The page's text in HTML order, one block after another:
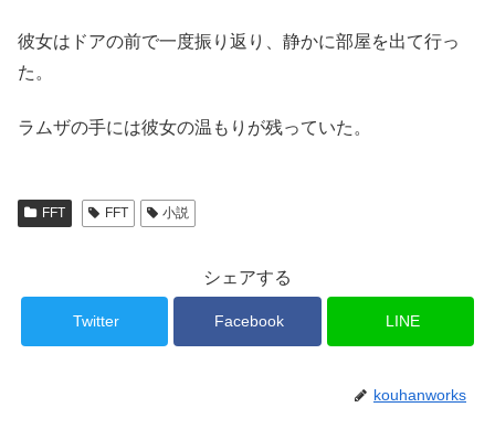
彼女はドアの前で一度振り返り、静かに部屋を出て行っ
た。
ラムザの手には彼女の温もりが残っていた。
FFT FFT 小説
シェアする
Twitter Facebook LINE
kouhanworks